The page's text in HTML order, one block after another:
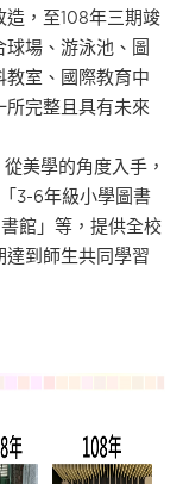
，至108年三期竣
場、游泳池、圖
室、國際教育中
完整且具有未來
美學的角度入手，
3-6年級小學圖書
館」等，提供全校
達到師生共同學習